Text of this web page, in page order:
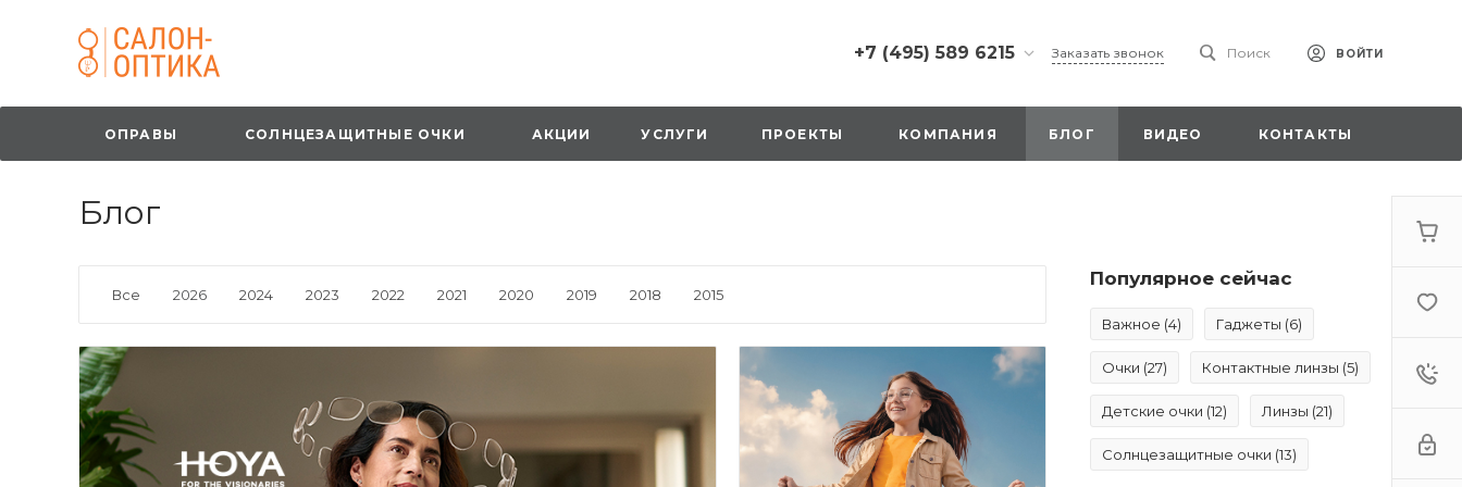
+7 (495) 589 6215
+7 (495) 589 6215
г. Москва, Русаковская
ул., д.1, вход с улицы со
стороны ТТК
Вешняковская ул., д. 18,
оранжевая вывеска
напротив «Перекрестка»
на 1 этаже
Пн-Вс: 10:00-20:30
1 мая: 10:00-19:00
9 мая: 10:00-19:00
Заказать звонок Поиск ВОЙТИ
ОПРАВЫ СОЛНЦЕЗАЩИТНЫЕ ОЧКИ АКЦИИ УСЛУГИ ПРОЕКТЫ КОМПАНИЯ БЛОГ ВИДЕО КОНТАКТЫ
Блог
Популярное сейчас
Важное (4) Гаджеты (6)
Очки (27) Контактные линзы (5)
Детские очки (12) Линзы (21)
Солнцезащитные очки (13)
Все 2026 2024 2023 2022 2021 2020 2019 2018 2015